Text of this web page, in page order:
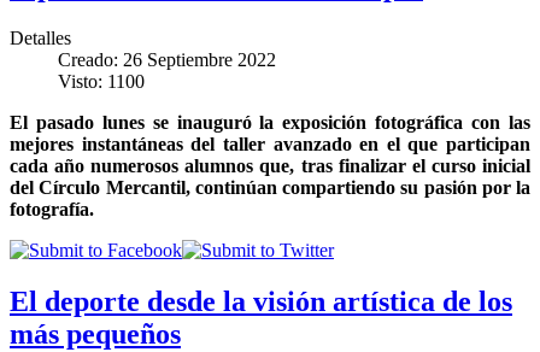
Detalles
Creado: 26 Septiembre 2022
Visto: 1100
El pasado lunes se inauguró la exposición fotográfica con las
mejores instantáneas del taller avanzado en el que participan
cada año numerosos alumnos que, tras finalizar el curso inicial
del Círculo Mercantil, continúan compartiendo su pasión por la
fotografía.
El deporte desde la visión artística de los
más pequeños